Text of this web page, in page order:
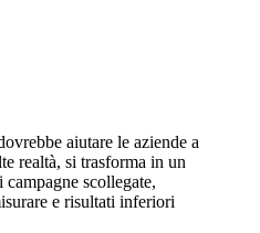
aiutare le aziende a
realtà, si trasforma in un
scollegate,
e risultati inferiori